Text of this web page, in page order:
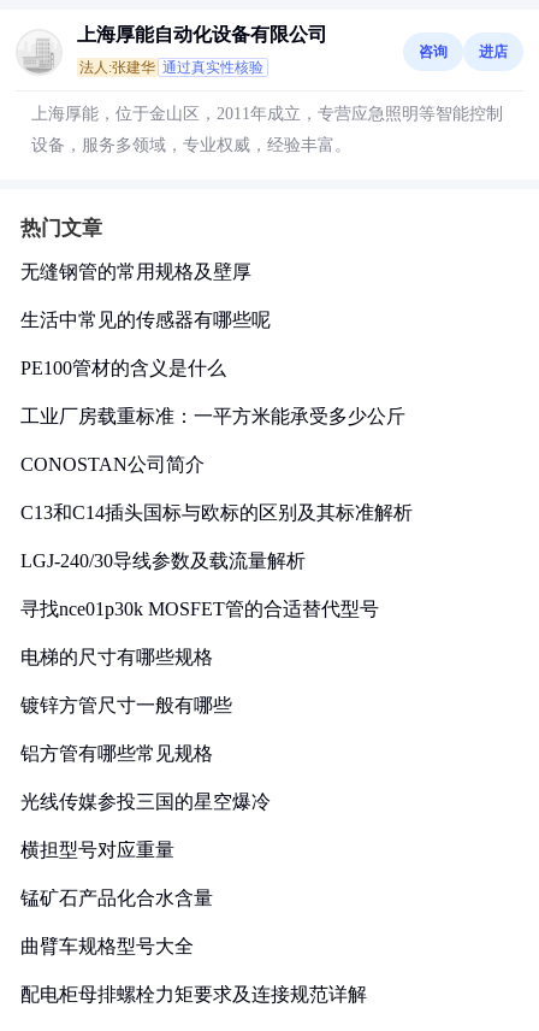
上海厚能自动化设备有限公司
法人:张建华 通过真实性核验
咨询 进店
上海厚能，位于金山区，2011年成立，专营应急照明等智能控制
设备，服务多领域，专业权威，经验丰富。
热门文章
无缝钢管的常用规格及壁厚
生活中常见的传感器有哪些呢
PE100管材的含义是什么
工业厂房载重标准：一平方米能承受多少公斤
CONOSTAN公司简介
C13和C14插头国标与欧标的区别及其标准解析
LGJ-240/30导线参数及载流量解析
寻找nce01p30k MOSFET管的合适替代型号
电梯的尺寸有哪些规格
镀锌方管尺寸一般有哪些
铝方管有哪些常见规格
光线传媒参投三国的星空爆冷
横担型号对应重量
锰矿石产品化合水含量
曲臂车规格型号大全
配电柜母排螺栓力矩要求及连接规范详解